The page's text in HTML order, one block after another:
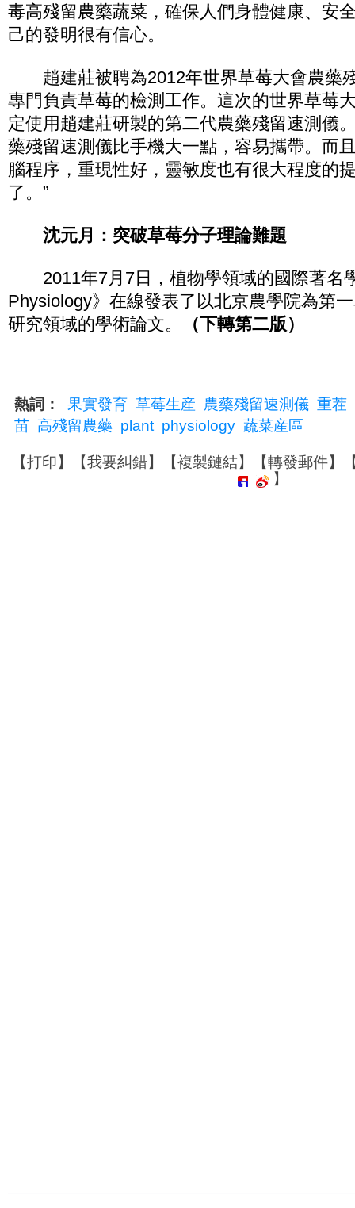
毒高殘留農藥蔬菜，確保人們身體健康、安
己的發明很有信心。
趙建莊被聘為2012年世界草莓大會農藥
專門負責草莓的檢測工作。這次的世界草莓
定使用趙建莊研製的第二代農藥殘留速測儀
藥殘留速測儀比手機大一點，容易攜帶。而
腦程序，重現性好，靈敏度也有很大程度的
了。”
沈元月：突破草莓分子理論難題
2011年7月7日，植物學領域的國際著名
Physiology》在線發表了以北京農學院為第
研究領域的學術論文。
（下轉第二版）
熱詞： 果實發育 草莓生産 農藥殘留速測儀 重茬
苗 高殘留農藥 plant physiology 蔬菜産區
【打印】【我要糾錯】【複製鏈結】【轉發郵件】
】